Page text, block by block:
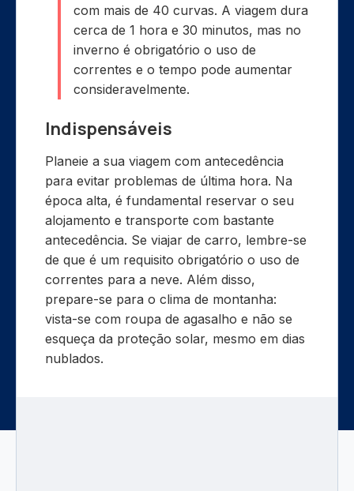
com mais de 40 curvas. A viagem dura
cerca de 1 hora e 30 minutos, mas no
inverno é obrigatório o uso de
correntes e o tempo pode aumentar
consideravelmente.
Indispensáveis
Planeie a sua viagem com antecedência
para evitar problemas de última hora. Na
época alta, é fundamental reservar o seu
alojamento e transporte com bastante
antecedência. Se viajar de carro, lembre-se
de que é um requisito obrigatório o uso de
correntes para a neve. Além disso,
prepare-se para o clima de montanha:
vista-se com roupa de agasalho e não se
esqueça da proteção solar, mesmo em dias
nublados.